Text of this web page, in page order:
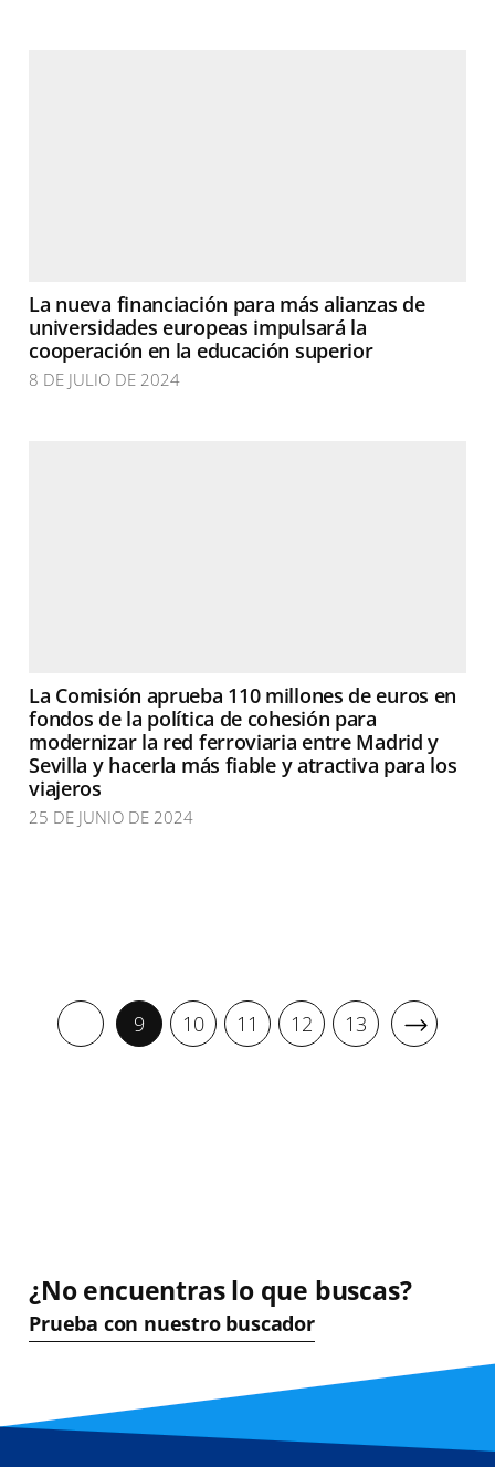
La nueva financiación para más alianzas de
universidades europeas impulsará la
cooperación en la educación superior
8 DE JULIO DE 2024
La Comisión aprueba 110 millones de euros en
fondos de la política de cohesión para
modernizar la red ferroviaria entre Madrid y
Sevilla y hacerla más fiable y atractiva para los
viajeros
25 DE JUNIO DE 2024
9 10 11 12 13
¿No encuentras lo que buscas?
Prueba con nuestro buscador